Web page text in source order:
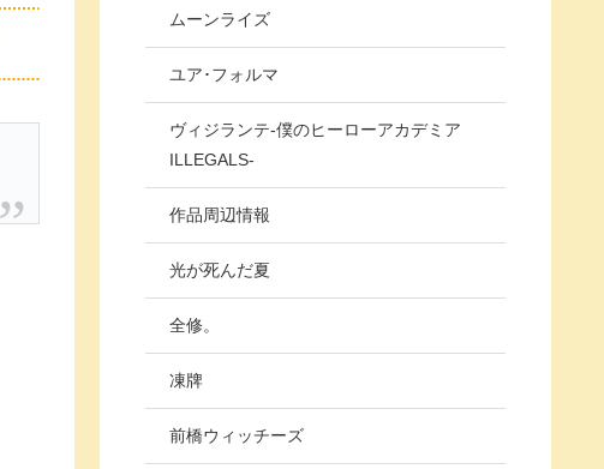
ムーンライズ
ユア･フォルマ
ヴィジランテ-僕のヒーローアカデミア
ILLEGALS-
作品周辺情報
光が死んだ夏
全修。
凍牌
前橋ウィッチーズ